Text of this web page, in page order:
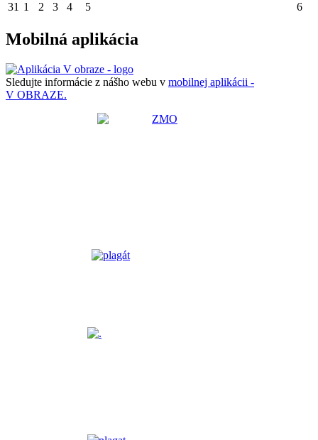
31 1 2 3 4 5 6
Mobilná aplikácia
Sledujte informácie z nášho webu v mobilnej aplikácii -
V OBRAZE.